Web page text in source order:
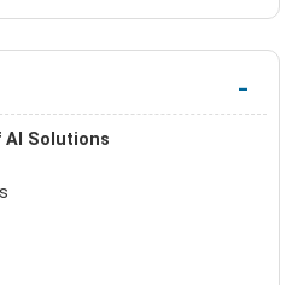
AI Solutions